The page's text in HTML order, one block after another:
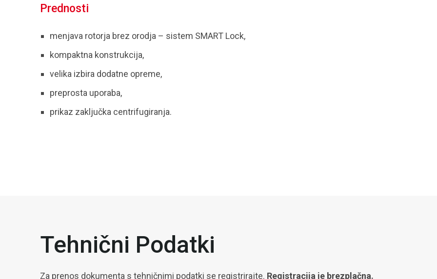
Prednosti
menjava rotorja brez orodja – sistem SMART Lock,
kompaktna konstrukcija,
velika izbira dodatne opreme,
preprosta uporaba,
prikaz zaključka centrifugiranja.
Tehnični Podatki
Za prenos dokumenta s tehničnimi podatki se registrirajte. Registracija je brezplačna.